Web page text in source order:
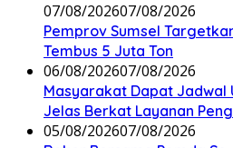
07/08/202607/08/2026
Pemprov Sumsel
Tembus 5 Juta Ton
06/08/202607/08/2026
Masyarakat Dapat Jadwal
Jelas Berkat Layanan
05/08/202607/08/2026